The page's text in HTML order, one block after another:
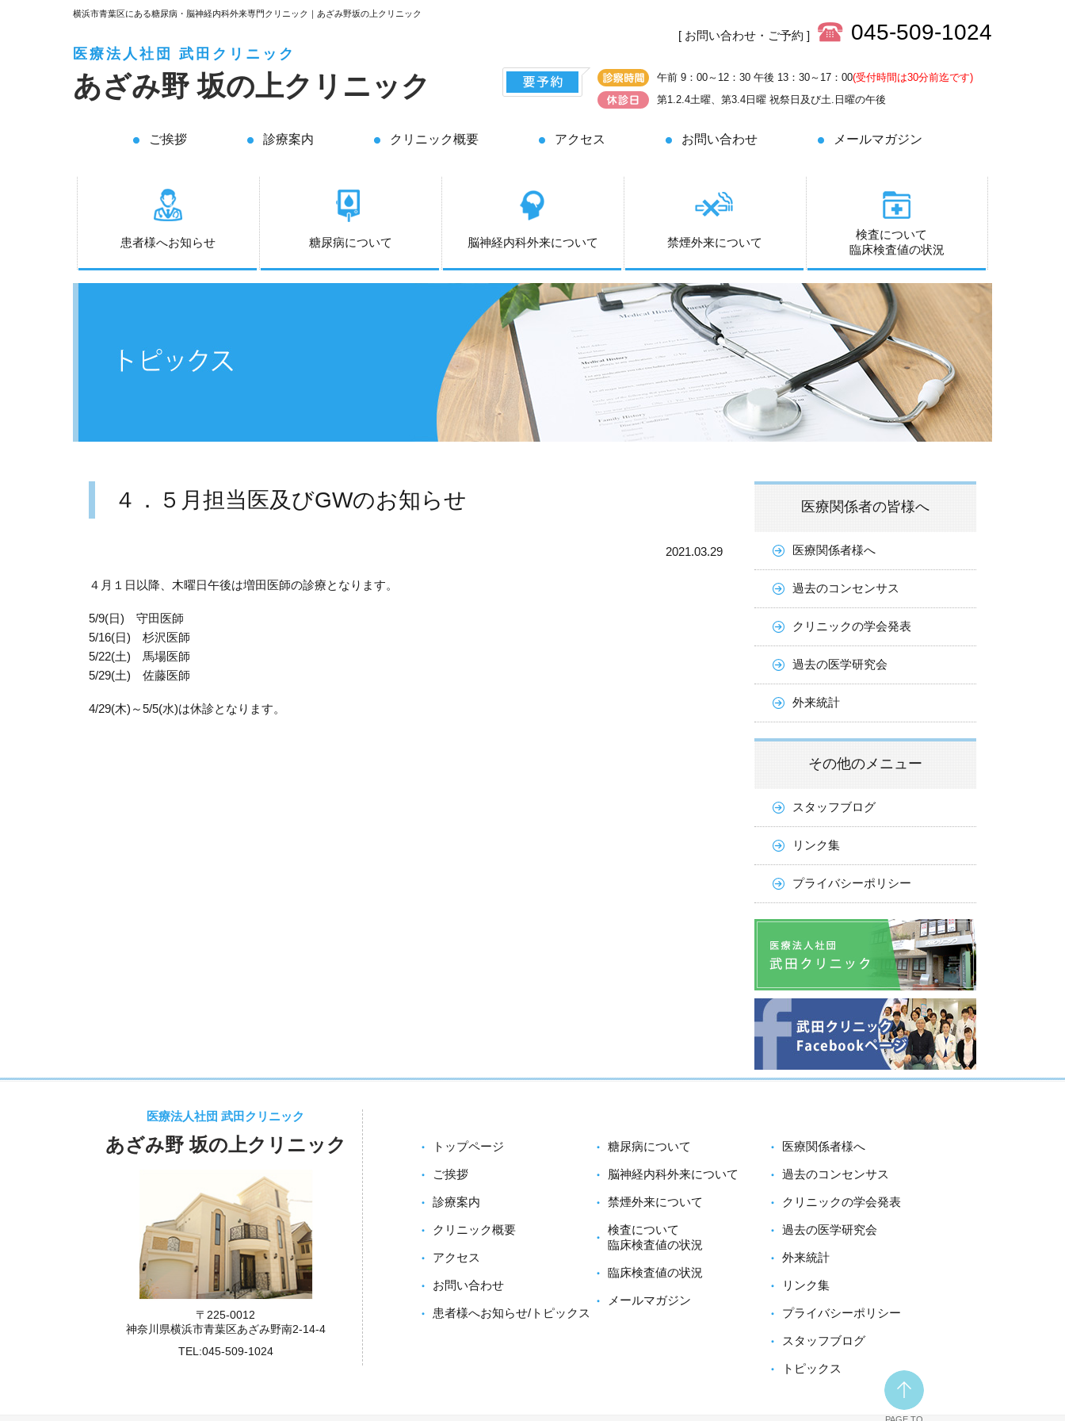
横浜市青葉区にある糖尿病・脳神経内科外来専門クリニック｜あざみ野坂の上クリニック
医療法人社団 武田クリニック
あざみ野坂の上クリニック
[ お問い合わせ・ご予約 ] 045-509-1024
午前 9：00～12：30 午後 13：30～17：00(受付時間は30分前迄です)
第1.2.4土曜、第3.4日曜 祝祭日及び土.日曜の午後
ご挨拶 診療案内 クリニック概要 アクセス お問い合わせ メールマガジン
患者様へお知らせ 糖尿病について 脳神経内科外来について 禁煙外来について
検査について
臨床検査値の状況
４．５月担当医及びGWのお知らせ
2021.03.29
４月１日以降、木曜日午後は増田医師の診療となります。
5/9(日) 守田医師
5/16(日) 杉沢医師
5/22(土) 馬場医師
5/29(土) 佐藤医師
4/29(木)～5/5(水)は休診となります。
医療関係者の皆様へ
医療関係者様へ
過去のコンセンサス
クリニックの学会発表
過去の医学研究会
外来統計
その他のメニュー
スタッフブログ
リンク集
プライバシーポリシー
トップページ
ご挨拶
診療案内
クリニック概要
アクセス
お問い合わせ
患者様へお知らせ/トピックス
糖尿病について
脳神経内科外来について
禁煙外来について
検査について
臨床検査値の状況
臨床検査値の状況
メールマガジン
医療関係者様へ
過去のコンセンサス
クリニックの学会発表
過去の医学研究会
外来統計
リンク集
プライバシーポリシー
スタッフブログ
トピックス
医療法人社団 武田クリニック
あざみ野 坂の上クリニック
〒225-0012
神奈川県横浜市青葉区あざみ野南2-14-4
TEL:045-509-1024